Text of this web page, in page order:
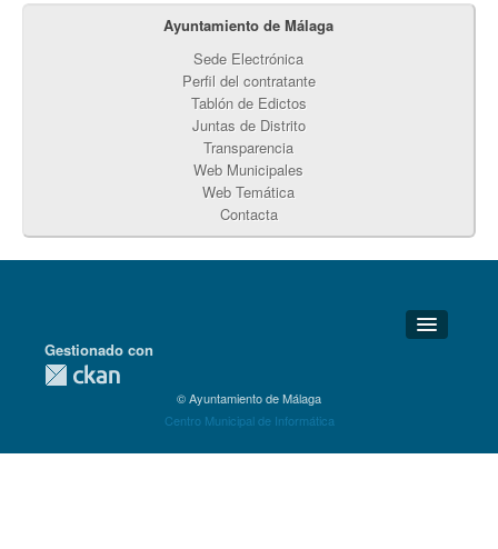
Ayuntamiento de Málaga
Sede Electrónica
Perfil del contratante
Tablón de Edictos
Juntas de Distrito
Transparencia
Web Municipales
Web Temática
Contacta
Detalles Técnicos
Gestionado con
© Ayuntamiento de Málaga
Centro Municipal de Informática